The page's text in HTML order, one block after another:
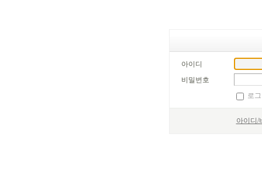
아이디
비밀번호
로
아이디/